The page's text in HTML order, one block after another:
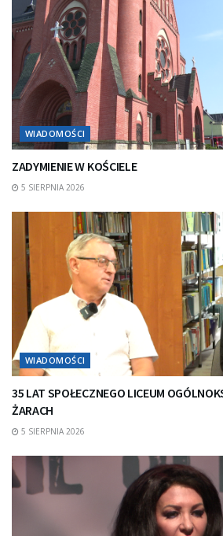
WIADOMOŚCI
ZADYMIENIE W KOŚCIELE
5 SIERPNIA 2026
WIADOMOŚCI
35 LAT SPOŁECZNEGO LICEUM
ŻARACH
5 SIERPNIA 2026